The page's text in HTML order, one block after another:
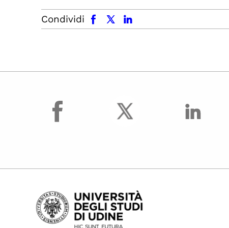
Condividi
facebook x.com linkedin
facebook